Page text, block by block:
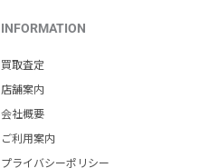
INFORMATION
買取査定
店舗案内
会社概要
ご利用案内
プライバシーポリシー